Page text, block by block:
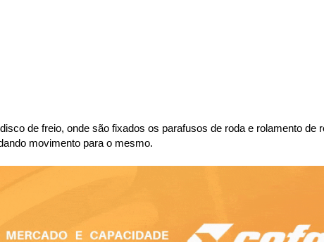
de freio, onde são fixados os parafusos de roda e rolamento de
movimento para o mesmo.